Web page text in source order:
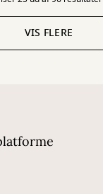
VIS FLERE